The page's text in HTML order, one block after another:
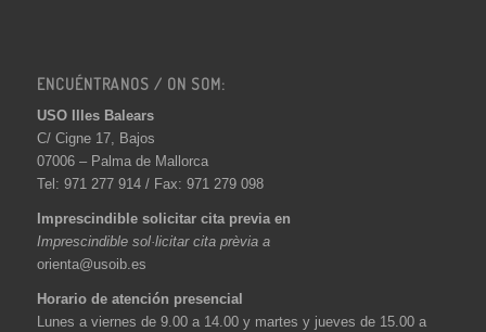
ENCUÉNTRANOS / ON SOM:
USO Illes Balears
C/ Cigne 17, Bajos
07006 – Palma de Mallorca
Tel: 971 277 914 / Fax: 971 279 098
Imprescindible solicitar cita previa en
Imprescindible sol·licitar cita prèvia a
orienta@usoib.es
Horario de atención presencial
Lunes a viernes de 9.00 a 14.00 y martes y jueves de 15.00 a